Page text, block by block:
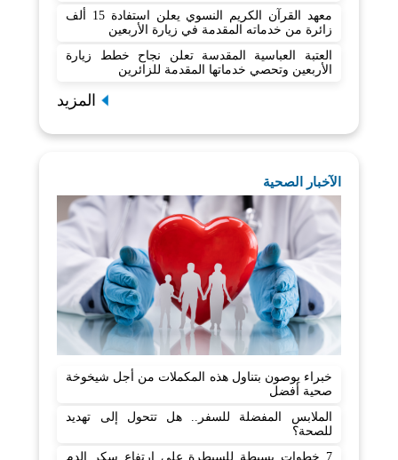
معهد القرآن الكريم النسوي يعلن استفادة 15 ألف
زائرة من خدماته المقدمة في زيارة الأربعين
العتبة العباسية المقدسة تعلن نجاح خطط زيارة
الأربعين وتحصي خدماتها المقدمة للزائرين
المزيد
الآخبار الصحية
خبراء يوصون بتناول هذه المكملات من أجل شيخوخة
صحية أفضل
الملابس المفضلة للسفر.. هل تتحول إلى تهديد
للصحة؟
7 خطوات بسيطة للسيطرة على ارتفاع سكر الدم